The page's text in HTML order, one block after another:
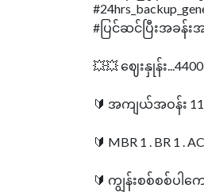
#ပြင်ဆင်ပြီးအခန်
💥💥 ဈေးနှုန်း
🔰 အကျယ်အဝန်း
🔰 MBR 1 . BR 1 .
🔰 ကျွန်းစစ်စစ်ပါကေ